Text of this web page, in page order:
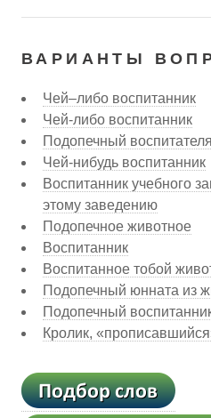
ВАРИАНТЫ
Чей–либо воспитанник
Чей-либо воспитанник
Подопечный воспитателя
Чей-нибудь воспитанник
Воспитанник учебного
этому заведению
Подопечное животное
Воспитанник
Воспитанное тобой
Подопечный юнната из
Подопечный
Кролик,